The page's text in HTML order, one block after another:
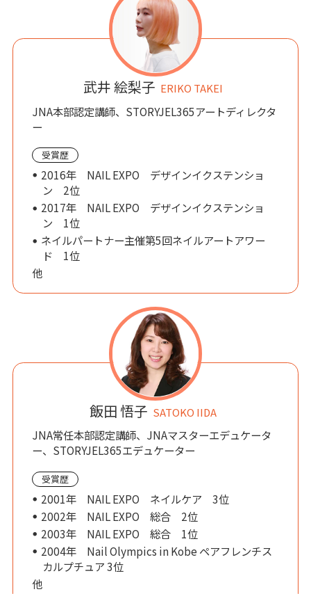
武井 絵梨子 ERIKO TAKEI
JNA本部認定講師、STORYJEL365アートディレクタ
ー
受賞歴
2016年 NAIL EXPO デザインイクステンショ
ン 2位
2017年 NAIL EXPO デザインイクステンショ
ン 1位
ネイルパートナー主催第5回ネイルアートアワー
ド 1位
他
飯田 悟子 SATOKO IIDA
JNA常任本部認定講師、JNAマスターエデュケータ
ー、STORYJEL365エデュケーター
受賞歴
2001年 NAIL EXPO ネイルケア 3位
2002年 NAIL EXPO 総合 2位
2003年 NAIL EXPO 総合 1位
2004年 Nail Olympics in Kobe ペアフレンチス
カルプチュア 3位
他